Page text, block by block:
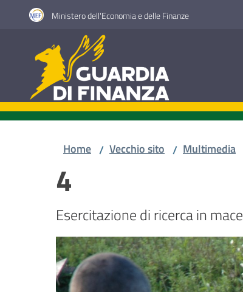
Vai al contenuto
Vai alla navigazione
Vai al footer Ministero dell'Economia e delle Finanze
Guardia di Finanza
Home / Vecchio sito / Multimedia
4
Esercitazione di ricerca in